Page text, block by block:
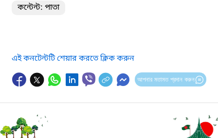
কন্টেন্ট: পাতা
এই কনটেন্টটি শেয়ার করতে ক্লিক করুন
আপনার মতামত প্রদান করুন